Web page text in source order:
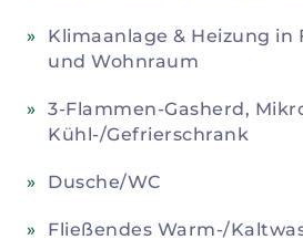
Klimaanlage & Heizung in
und Wohnraum
3-Flammen-Gasherd,
Kühl-/Gefrierschrank
Dusche/WC
Fließendes Warm-/